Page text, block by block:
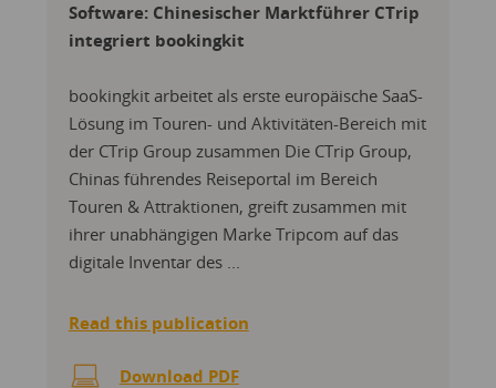
Software: Chinesischer Marktführer CTrip
integriert bookingkit
bookingkit arbeitet als erste europäische SaaS-
Lösung im Touren- und Aktivitäten​-Bereich mit
der CTrip Group zusammen Die CTrip Group,
Chinas führendes Reiseportal im Bereich
Touren & Attraktionen, greift zusammen mit
ihrer unabhängigen Marke Tripcom auf das
digitale Inventar des ...
Read this publication
Download PDF